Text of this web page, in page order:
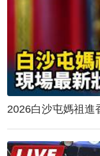
2026白沙屯媽祖進